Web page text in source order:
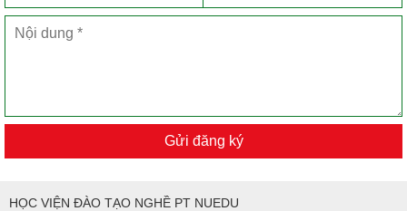
Gửi đăng ký
HỌC VIỆN ĐÀO TẠO NGHỀ PT NUEDU